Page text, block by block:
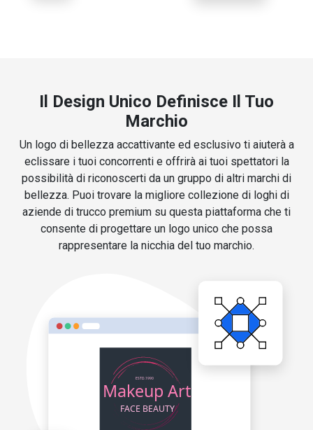
Il Design Unico Definisce Il Tuo
Marchio
Un logo di bellezza accattivante ed esclusivo ti aiuterà a
eclissare i tuoi concorrenti e offrirà ai tuoi spettatori la
possibilità di riconoscerti da un gruppo di altri marchi di
bellezza. Puoi trovare la migliore collezione di loghi di
aziende di trucco premium su questa piattaforma che ti
consente di progettare un logo unico che possa
rappresentare la nicchia del tuo marchio.